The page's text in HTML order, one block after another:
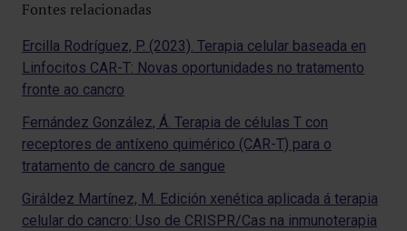
Fontes relacionadas
Ercilla Rodríguez, P. (2023). Terapia celular baseada en
Linfocitos CAR-T: Novas oportunidades no tratamento
fronte ao cancro
Fernández González, Á. Terapia de células T con
receptores de antíxeno quimérico (CAR-T) para o
tratamento de cancro de sangue
Giráldez Martínez, M. Edición xenética aplicada á terapia
celular do cancro: Uso de CRISPR/Cas na inmunoterapia